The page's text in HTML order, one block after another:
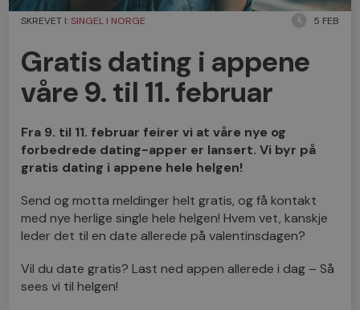
SKREVET I:SINGEL I NORGE 5 FEB
Gratis dating i appene
våre 9. til 11. februar
Fra 9. til 11. februar feirer vi at våre nye og
forbedrede dating-apper er lansert. Vi byr på
gratis dating i appene hele helgen!
Send og motta meldinger helt gratis, og få kontakt
med nye herlige single hele helgen! Hvem vet, kanskje
leder det til en date allerede på valentinsdagen?
Vil du date gratis? Last ned appen allerede i dag – Så
sees vi til helgen!